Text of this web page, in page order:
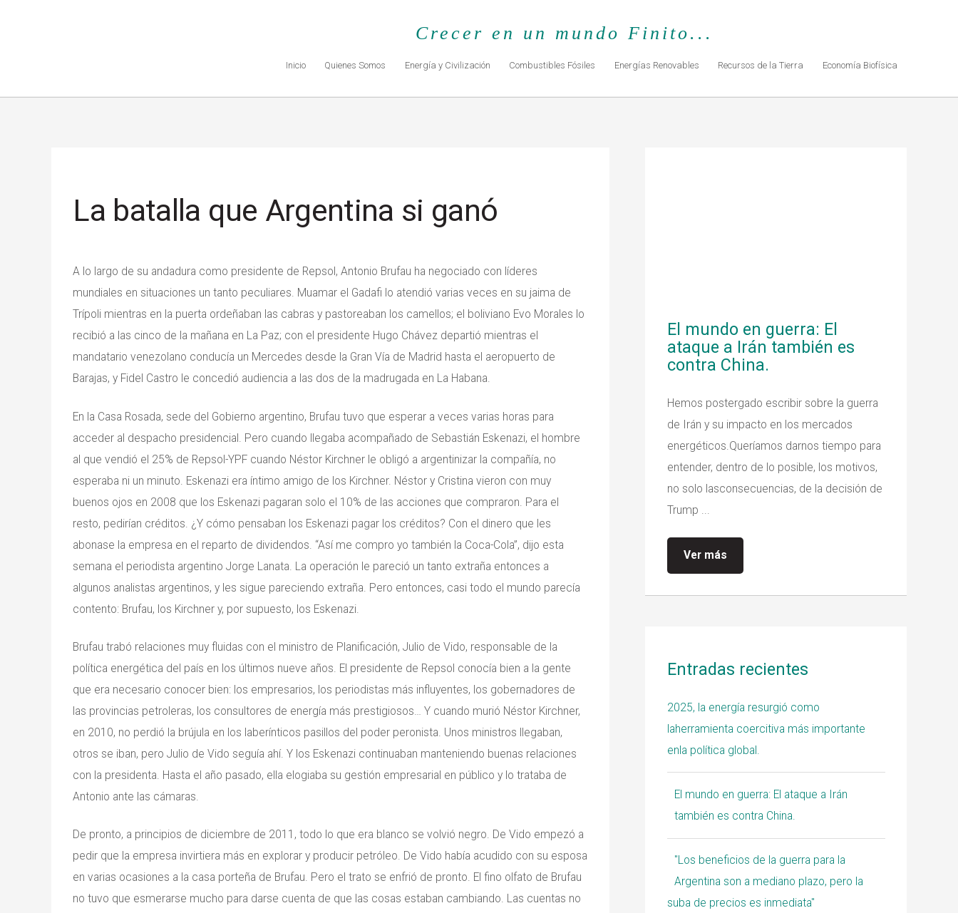
Crecer en un mundo Finito...
Inicio Quienes Somos Energía y Civilización Combustibles Fósiles Energías Renovables Recursos de la Tierra Economía Biofísica
La batalla que Argentina si ganó
A lo largo de su andadura como presidente de Repsol, Antonio Brufau ha negociado con líderes
mundiales en situaciones un tanto peculiares. Muamar el Gadafi lo atendió varias veces en su jaima de
Trípoli mientras en la puerta ordeñaban las cabras y pastoreaban los camellos; el boliviano Evo Morales lo
recibió a las cinco de la mañana en La Paz; con el presidente Hugo Chávez departió mientras el
mandatario venezolano conducía un Mercedes desde la Gran Vía de Madrid hasta el aeropuerto de
Barajas, y Fidel Castro le concedió audiencia a las dos de la madrugada en La Habana.
En la Casa Rosada, sede del Gobierno argentino, Brufau tuvo que esperar a veces varias horas para
acceder al despacho presidencial. Pero cuando llegaba acompañado de Sebastián Eskenazi, el hombre
al que vendió el 25% de Repsol-YPF cuando Néstor Kirchner le obligó a argentinizar la compañía, no
esperaba ni un minuto. Eskenazi era íntimo amigo de los Kirchner. Néstor y Cristina vieron con muy
buenos ojos en 2008 que los Eskenazi pagaran solo el 10% de las acciones que compraron. Para el
resto, pedirían créditos. ¿Y cómo pensaban los Eskenazi pagar los créditos? Con el dinero que les
abonase la empresa en el reparto de dividendos. “Así me compro yo también la Coca-Cola”, dijo esta
semana el periodista argentino Jorge Lanata. La operación le pareció un tanto extraña entonces a
algunos analistas argentinos, y les sigue pareciendo extraña. Pero entonces, casi todo el mundo parecía
contento: Brufau, los Kirchner y, por supuesto, los Eskenazi.
Brufau trabó relaciones muy fluidas con el ministro de Planificación, Julio de Vido, responsable de la
política energética del país en los últimos nueve años. El presidente de Repsol conocía bien a la gente
que era necesario conocer bien: los empresarios, los periodistas más influyentes, los gobernadores de
las provincias petroleras, los consultores de energía más prestigiosos… Y cuando murió Néstor Kirchner,
en 2010, no perdió la brújula en los laberínticos pasillos del poder peronista. Unos ministros llegaban,
otros se iban, pero Julio de Vido seguía ahí. Y los Eskenazi continuaban manteniendo buenas relaciones
con la presidenta. Hasta el año pasado, ella elogiaba su gestión empresarial en público y lo trataba de
Antonio ante las cámaras.
De pronto, a principios de diciembre de 2011, todo lo que era blanco se volvió negro. De Vido empezó a
pedir que la empresa invirtiera más en explorar y producir petróleo. De Vido había acudido con su esposa
en varias ocasiones a la casa porteña de Brufau. Pero el trato se enfrió de pronto. El fino olfato de Brufau
no tuvo que esmerarse mucho para darse cuenta de que las cosas estaban cambiando. Las cuentas no
El mundo en guerra: El
ataque a Irán también es
contra China.
Hemos postergado escribir sobre la guerra
de Irán y su impacto en los mercados
energéticos.Queríamos darnos tiempo para
entender, dentro de lo posible, los motivos,
no solo lasconsecuencias, de la decisión de
Trump ...
Ver más
Entradas recientes
2025, la energía resurgió como
laherramienta coercitiva más importante
enla política global.
El mundo en guerra: El ataque a Irán
también es contra China.
"Los beneficios de la guerra para la
Argentina son a mediano plazo, pero la
suba de precios es inmediata"